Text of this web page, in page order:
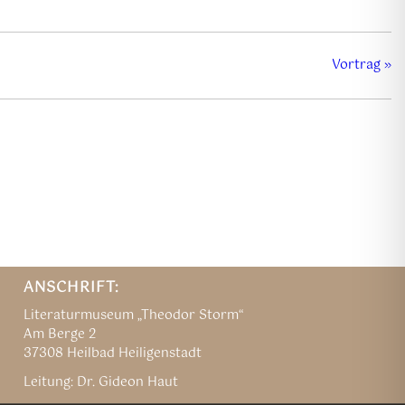
Vortrag»
ANSCHRIFT:
Literaturmuseum „Theodor Storm“
Am Berge 2
37308 Heilbad Heiligenstadt
Leitung: Dr. Gideon Haut